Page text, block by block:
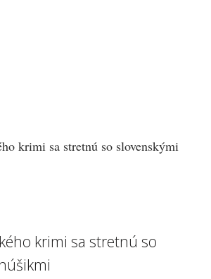
krimi sa stretnú so